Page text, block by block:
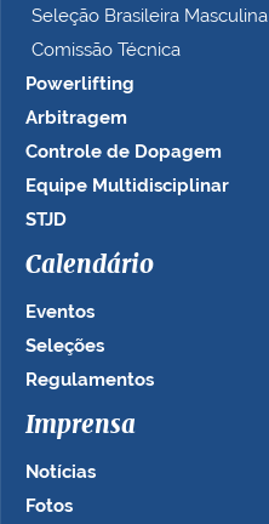
Seleção Brasileira Masculina
Comissão Técnica
Powerlifting
Arbitragem
Controle de Dopagem
Equipe Multidisciplinar
STJD
Calendário
Eventos
Seleções
Regulamentos
Imprensa
Notícias
Fotos